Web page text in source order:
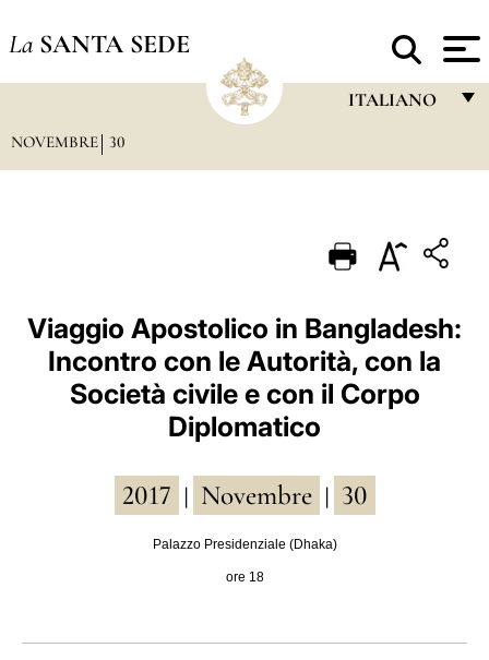
La SANTA SEDE
ITALIANO
PORTUGUÊS
ESPAÑOL
DEUTSCH
POLSKI
中文
NOVEMBRE 30
Viaggio Apostolico in Bangladesh:
Incontro con le Autorità, con la
Società civile e con il Corpo
Diplomatico
2017 Novembre 30
Palazzo Presidenziale (Dhaka)
ore 18